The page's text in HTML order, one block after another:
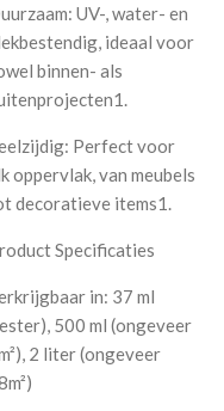
UV-, water- en
ideaal voor
binnen- als
Perfect voor
oppervlak, van meubels
decoratieve items1.
Specificaties
in: 37 ml
500 ml (ongeveer
2 liter (ongeveer